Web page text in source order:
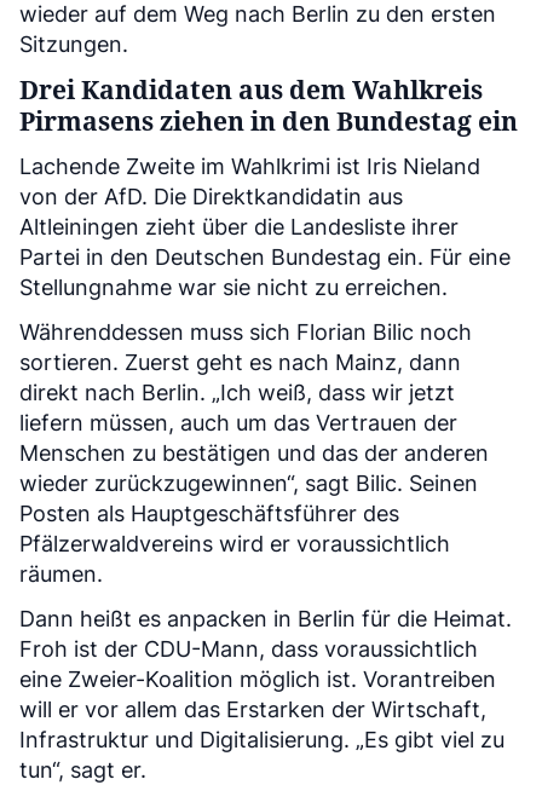
wieder auf dem Weg nach Berlin zu den ersten
Sitzungen.
Drei Kandidaten aus dem Wahlkreis
Pirmasens ziehen in den Bundestag ein
Lachende Zweite im Wahlkrimi ist Iris Nieland
von der AfD. Die Direktkandidatin aus
Altleiningen zieht über die Landesliste ihrer
Partei in den Deutschen Bundestag ein. Für eine
Stellungnahme war sie nicht zu erreichen.
Währenddessen muss sich Florian Bilic noch
sortieren. Zuerst geht es nach Mainz, dann
direkt nach Berlin. „Ich weiß, dass wir jetzt
liefern müssen, auch um das Vertrauen der
Menschen zu bestätigen und das der anderen
wieder zurückzugewinnen“, sagt Bilic. Seinen
Posten als Hauptgeschäftsführer des
Pfälzerwaldvereins wird er voraussichtlich
räumen.
Dann heißt es anpacken in Berlin für die Heimat.
Froh ist der CDU-Mann, dass voraussichtlich
eine Zweier-Koalition möglich ist. Vorantreiben
will er vor allem das Erstarken der Wirtschaft,
Infrastruktur und Digitalisierung. „Es gibt viel zu
tun“, sagt er.